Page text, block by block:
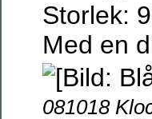
Storlek:
Med en
081018